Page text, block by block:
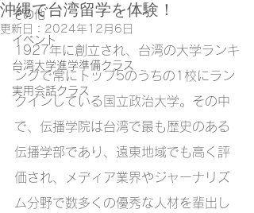
その他
イベント
台湾大学進学準備クラス
実用会話クラス
沖縄で台湾留学を体験！
更新日： 2024年12月6日
1927年に創立され、台湾の大学ランキ
ングで常にトップ5のうちの1校にラン
クインしている国立政治大学。その中
で、伝播学院は台湾で最も歴史のある
伝播学部であり、遠東地域でも高く評
価され、メディア業界やジャーナリズ
ム分野で数多くの優秀な人材を輩出し